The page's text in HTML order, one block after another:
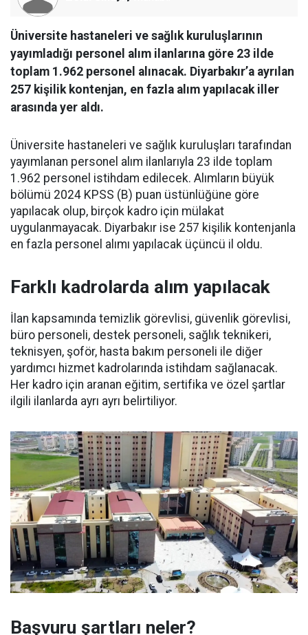
Üniversite hastaneleri ve sağlık kuruluşlarının
yayımladığı personel alım ilanlarına göre 23 ilde
toplam 1.962 personel alınacak. Diyarbakır’a ayrılan
257 kişilik kontenjan, en fazla alım yapılacak iller
arasında yer aldı.
Üniversite hastaneleri ve sağlık kuruluşları tarafından
yayımlanan personel alım ilanlarıyla 23 ilde toplam
1.962 personel istihdam edilecek. Alımların büyük
bölümü 2024 KPSS (B) puan üstünlüğüne göre
yapılacak olup, birçok kadro için mülakat
uygulanmayacak. Diyarbakır ise 257 kişilik kontenjanla
en fazla personel alımı yapılacak üçüncü il oldu.
Farklı kadrolarda alım yapılacak
İlan kapsamında temizlik görevlisi, güvenlik görevlisi,
büro personeli, destek personeli, sağlık teknikeri,
teknisyen, şoför, hasta bakım personeli ile diğer
yardımcı hizmet kadrolarında istihdam sağlanacak.
Her kadro için aranan eğitim, sertifika ve özel şartlar
ilgili ilanlarda ayrı ayrı belirtiliyor.
Başvuru şartları neler?